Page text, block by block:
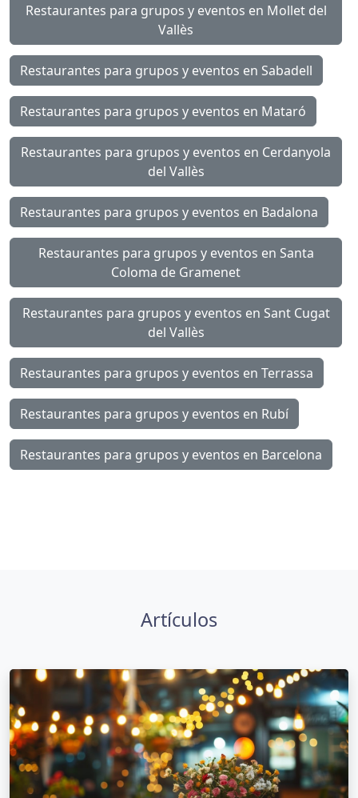
Restaurantes para grupos y eventos en Mollet del
Vallès
Restaurantes para grupos y eventos en Sabadell
Restaurantes para grupos y eventos en Mataró
Restaurantes para grupos y eventos en Cerdanyola
del Vallès
Restaurantes para grupos y eventos en Badalona
Restaurantes para grupos y eventos en Santa
Coloma de Gramenet
Restaurantes para grupos y eventos en Sant Cugat
del Vallès
Restaurantes para grupos y eventos en Terrassa
Restaurantes para grupos y eventos en Rubí
Restaurantes para grupos y eventos en Barcelona
Artículos